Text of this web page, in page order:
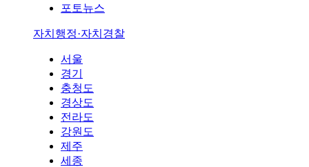
포토뉴스
자치행정·자치경찰
서울
경기
충청도
경상도
전라도
강원도
제주
세종